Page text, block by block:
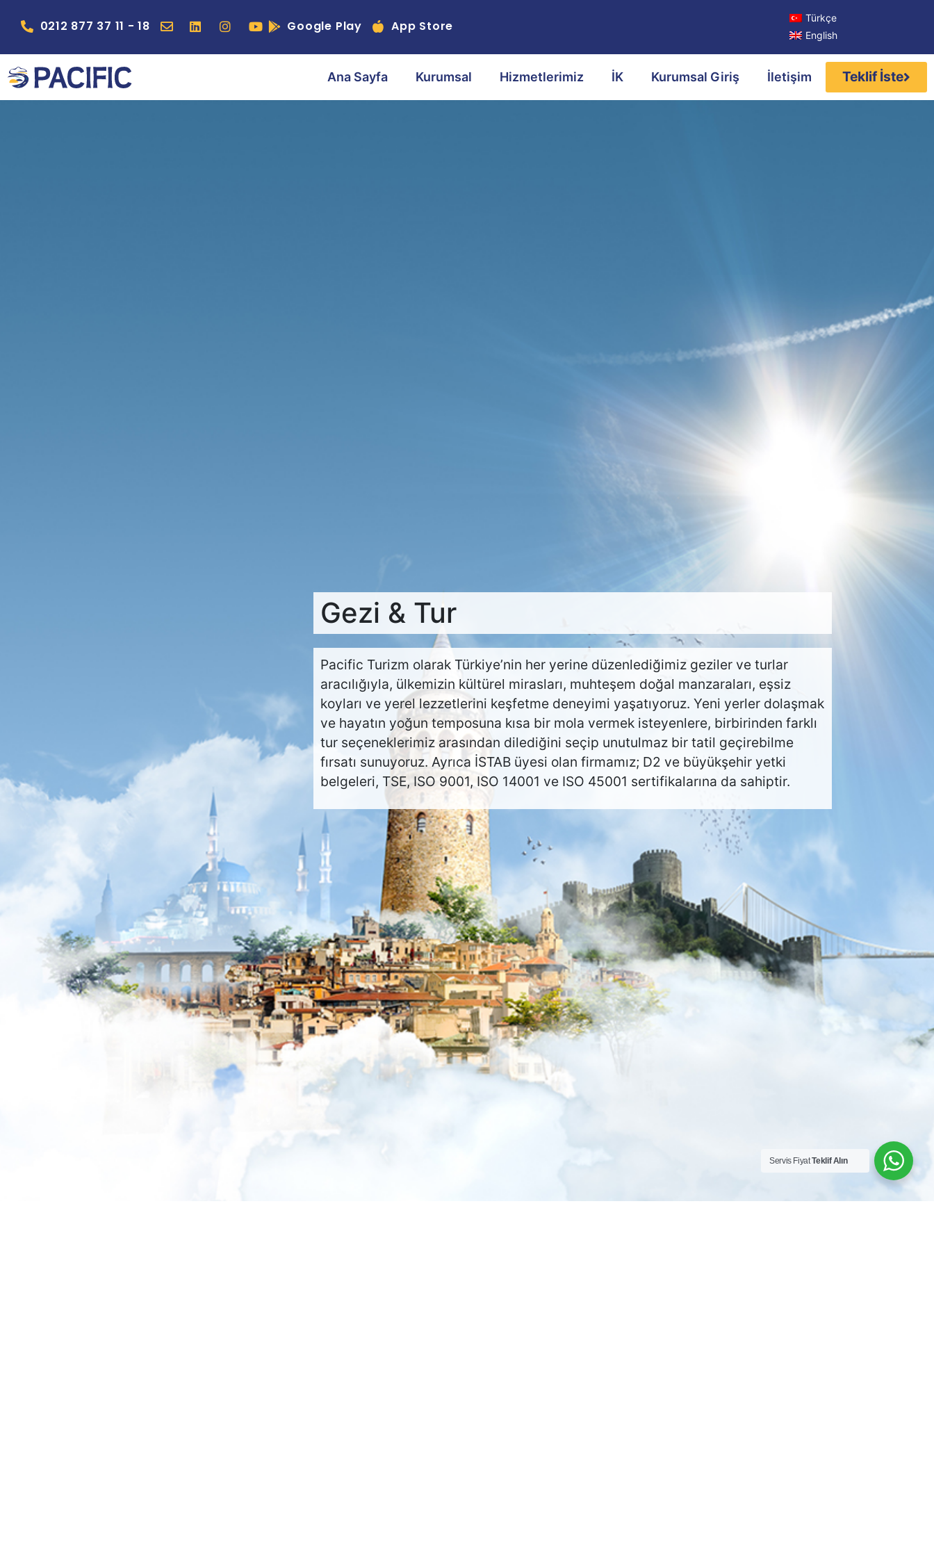
0212 877 37 11 - 18 Google Play App Store
Türkçe
English
Ana Sayfa Kurumsal Hizmetlerimiz İK Kurumsal Giriş İletişim Teklif İste
Gezi & Tur
Pacific Turizm olarak Türkiye’nin her yerine düzenlediğimiz geziler ve turlar
aracılığıyla, ülkemizin kültürel mirasları, muhteşem doğal manzaraları, eşsiz
koyları ve yerel lezzetlerini keşfetme deneyimi yaşatıyoruz. Yeni yerler dolaşmak
ve hayatın yoğun temposuna kısa bir mola vermek isteyenlere, birbirinden farklı
tur seçeneklerimiz arasından dilediğini seçip unutulmaz bir tatil geçirebilme
fırsatı sunuyoruz. Ayrıca İSTAB üyesi olan firmamız; D2 ve büyükşehir yetki
belgeleri, TSE, ISO 9001, ISO 14001 ve ISO 45001 sertifikalarına da sahiptir.
Ana Sayfa Hakkımızda Kalite Politikamız Hizmetlerimiz İletişim İş Sağlığı ve Güvenliği KVKK ve Gizlilik Politikası
Personel ve öğrenci taşımacılığı
sektöründeki yenilik ve gelişmeleri takip
memnuniyetini temel politikamız olarak
BIZE ULAŞIN
Adnan Kahveci Mah. Alemdağ Cad.
2/1 Centro İş Merkezi A Blok K: 3 Ofis
No: 23 Beylikdüzü / İstanbul
0212 877 37 11
info@pacificturizm.com
ÇALIŞMA SAATLERI
Pazartesi - Cuma
08.00 - 18:00
Servis FiyatTeklif Alın